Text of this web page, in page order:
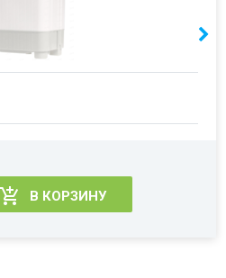
В КОРЗИНУ